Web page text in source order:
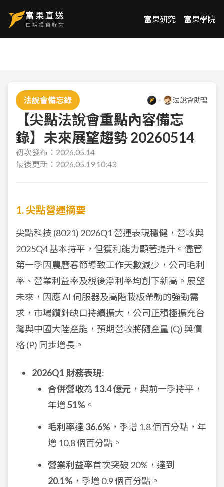
富果研究 富果學院
法說會備忘錄 法說會助理
【尖點法說會重點內容備忘
錄】未來展望趨勢 20260514
初次發布： 2026.05.14
最後更新： 2026.05.19 10:43
1. 尖點營運摘要
尖點科技 (8021) 2026Q1 營運表現穩健，營收與
2025Q4 基本持平，但獲利能力顯著提升。儘管
第一季因農曆春節導致工作天數減少，公司毛利
率、營業利益率及稅後淨利率均創下新高。展望
未來，因應 AI 伺服器及高階載板帶動的強勁需
求，市場鑽針缺口持續擴大，公司正積極擴充台
灣與中國大陸產能，預期營收將隨產量 (Q) 與價
格 (P) 同步增長。
2026Q1 財務表現:
合併營收為 13.4 億元 ，與前一季持平，
年增51% 。
毛利率達 36.6% ，季增 1.8 個百分點，年
增 10.8 個百分點。
營業利益率首次突破 20%，達到
20.1% ，季增 0.9 個百分點。